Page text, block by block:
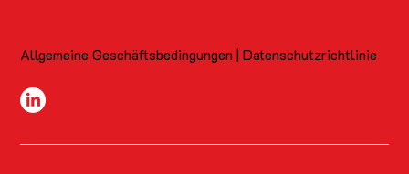
Allgemeine Geschäftsbedingungen | Datenschutzrichtlinie